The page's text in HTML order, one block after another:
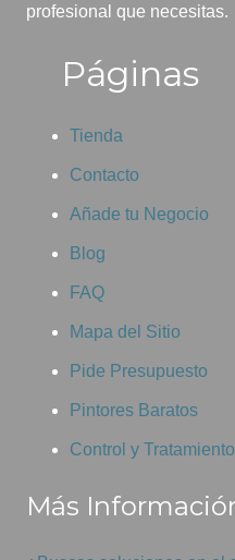
profesional que necesitas.
Páginas
Tienda
Contacto
Añade tu Negocio
Blog
FAQ
Mapa del Sitio
Pide Presupuesto
Pintores Baratos
Control y
Más